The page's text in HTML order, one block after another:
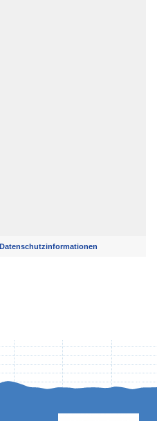
Datenschutzinformationen